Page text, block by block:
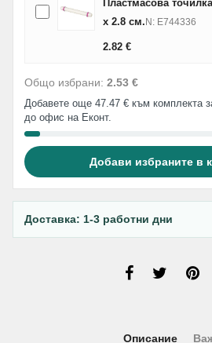
Пластмасова
х 2.8 см.N: E744336
2.82 €
Общо избрани: 2.53 €
Добавете още 47.47 € към комплекта
до офис на Еконт.
Добави избраните в
Доставка: 1-3 работни дни
Описание